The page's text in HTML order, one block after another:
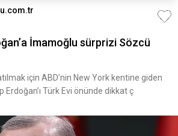
İmamoğlu sürprizi Sözcü
için ABD’nin New York kentine giden
Erdoğan’ı Türk Evi önünde dikkat ç